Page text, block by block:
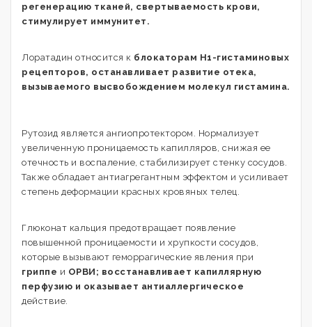
регенерацию тканей, свертываемость крови,
стимулирует иммунитет.
Лоратадин относится к блокаторам Н1-гистаминовых
рецепторов, останавливает развитие отека,
вызываемого высвобождением молекул гистамина.
Рутозид является ангиопротектором. Нормализует
увеличенную проницаемость капилляров, снижая ее
отечность и воспаление, стабилизирует стенку сосудов.
Также обладает антиагрегантным эффектом и усиливает
степень деформации красных кровяных телец.
Глюконат кальция предотвращает появление
повышенной проницаемости и хрупкости сосудов,
которые вызывают геморрагические явления при
гриппе и ОРВИ; восстанавливает капиллярную
перфузию и оказывает антиаллергическое
действие.